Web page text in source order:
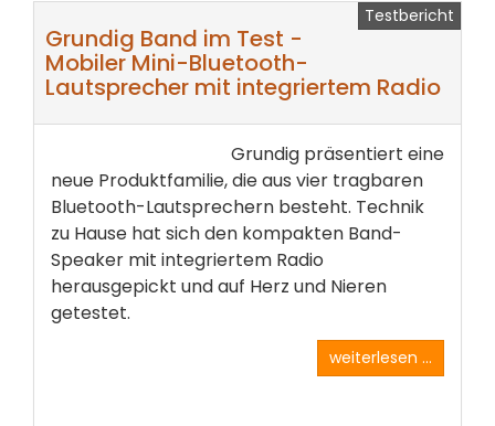
Testbericht
Grundig Band im Test -
Mobiler Mini-Bluetooth-
Lautsprecher mit integriertem Radio
Grundig präsentiert eine
neue Produktfamilie, die aus vier tragbaren
Bluetooth-Lautsprechern besteht. Technik
zu Hause hat sich den kompakten Band-
Speaker mit integriertem Radio
herausgepickt und auf Herz und Nieren
getestet.
weiterlesen ...